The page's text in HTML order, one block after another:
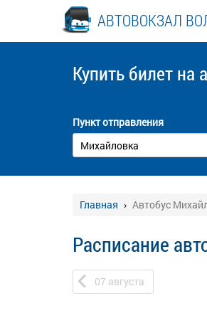
АВТОВОКЗАЛ
Купить билет на
Пункт отправления
Главная Автобус
Расписание
07 августа